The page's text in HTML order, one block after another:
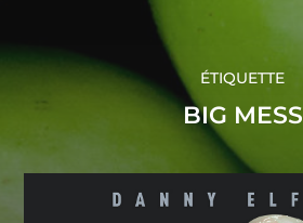
ÉTIQUETTE
BIG MESS